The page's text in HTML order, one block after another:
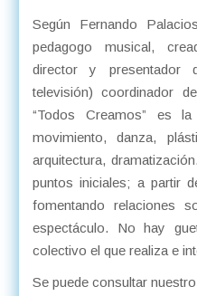
Según Fernando
pedagogo musical,
director y presentador
televisión) coordinador
“Todos Creamos” es la
movimiento, danza,
arquitectura,
puntos iniciales; a partir
fomentando relaciones
espectáculo. No hay
colectivo el que realiza e
Se puede consultar